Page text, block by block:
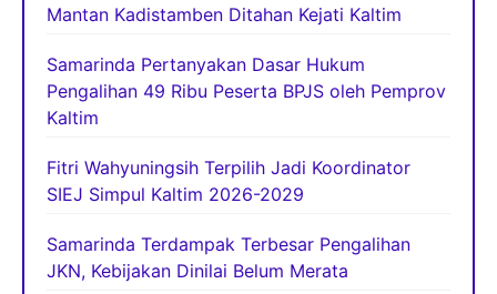
Mantan Kadistamben Ditahan Kejati Kaltim
Samarinda Pertanyakan Dasar Hukum
Pengalihan 49 Ribu Peserta BPJS oleh Pemprov
Kaltim
Fitri Wahyuningsih Terpilih Jadi Koordinator
SIEJ Simpul Kaltim 2026-2029
Samarinda Terdampak Terbesar Pengalihan
JKN, Kebijakan Dinilai Belum Merata